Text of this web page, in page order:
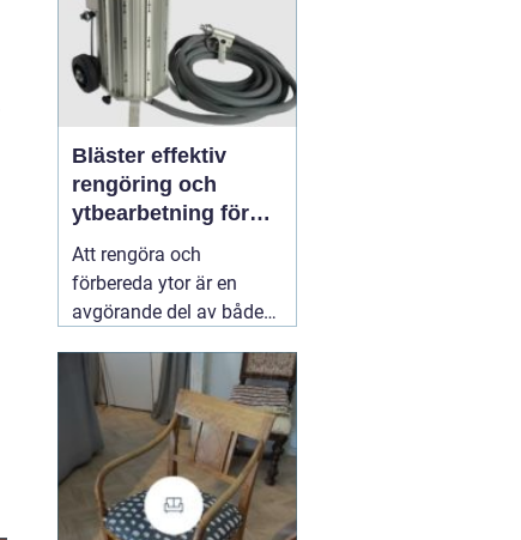
Bläster effektiv
rengöring och
ytbearbetning för
proffs och
hantverkare
Att rengöra och
förbereda ytor är en
avgörande del av både
renovering. Färg, rost,
smuts och gamla
beläggningar gör att
material åldras snabbare
och försämrar
slutresultatet vid